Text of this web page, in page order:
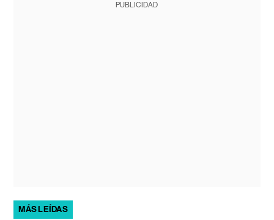
PUBLICIDAD
MÁS LEÍDAS